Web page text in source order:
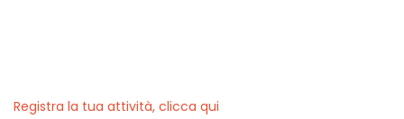
Registra la tua attività, clicca qui